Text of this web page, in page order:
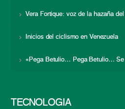
Vera Fortique: voz de la hazaña del
Inicios del ciclismo en Venezuela
«Pega Betulio… Pega Betulio… Se
TECNOLOGÍA